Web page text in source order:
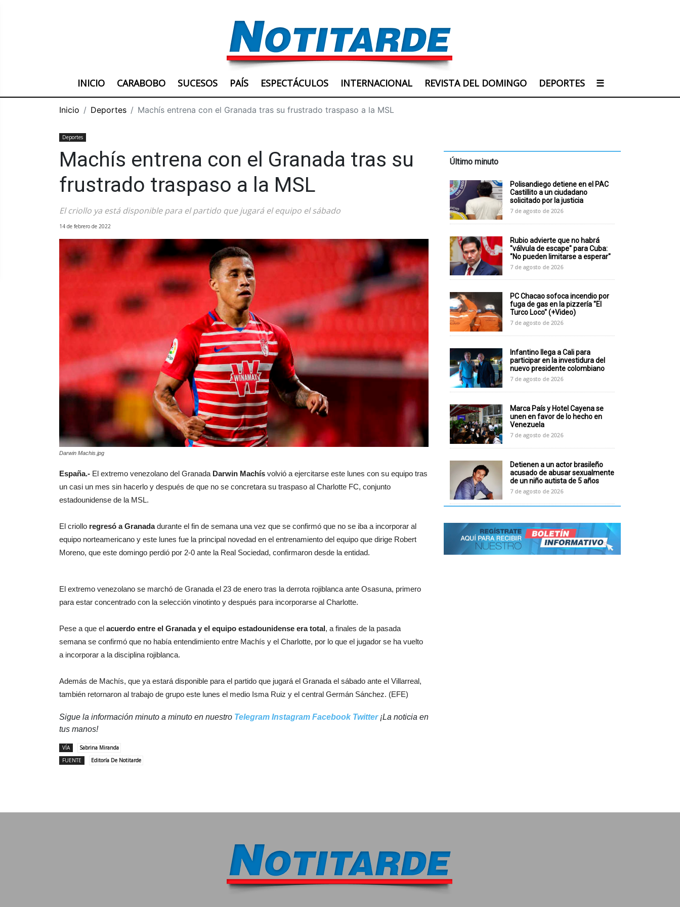
INICIO CARABOBO SUCESOS PAÍS ESPECTÁCULOS INTERNACIONAL REVISTA DEL DOMINGO DEPORTES ☰
Inicio Deportes Machís entrena con el Granada tras su frustrado traspaso a la MSL
Deportes
Machís entrena con el Granada tras su
frustrado traspaso a la MSL
El criollo ya está disponible para el partido que jugará el equipo el sábado
14 de febrero de 2022
Darwin Machis.jpg
España.- El extremo venezolano del Granada Darwin Machís volvió a ejercitarse este lunes con su equipo tras
un casi un mes sin hacerlo y después de que no se concretara su traspaso al Charlotte FC, conjunto
estadounidense de la MSL.
El criollo regresó a Granadadurante el fin de semana una vez que se confirmó que no se iba a incorporar al
equipo norteamericano y este lunes fue la principal novedad en el entrenamiento del equipo que dirige Robert
Moreno, que este domingo perdió por 2-0 ante la Real Sociedad, confirmaron desde la entidad.
El extremo venezolano se marchó de Granada el 23 de enero tras la derrota rojiblanca ante Osasuna, primero
para estar concentrado con la selección vinotinto y después para incorporarse al Charlotte.
Pese a que el acuerdo entre el Granada y el equipo estadounidense era total, a finales de la pasada
semana se confirmó que no había entendimiento entre Machís y el Charlotte, por lo que el jugador se ha vuelto
a incorporar a la disciplina rojiblanca.
Además de Machís, que ya estará disponible para el partido que jugará el Granada el sábado ante el Villarreal,
también retornaron al trabajo de grupo este lunes el medio Isma Ruiz y el central Germán Sánchez. (EFE)
Sigue la información minuto a minuto en nuestro Telegram Instagram Facebook Twitter¡La noticia en
tus manos!
VÍA
Sabrina Miranda
FUENTE
Editoría De Notitarde
Último minuto
Polisandiego detiene en el PAC
Castillito a un ciudadano
solicitado por la justicia
7 de agosto de 2026
Rubio advierte que no habrá
"válvula de escape" para Cuba:
"No pueden limitarse a esperar"
7 de agosto de 2026
PC Chacao sofoca incendio por
fuga de gas en la pizzería "El
Turco Loco" (+Video)
7 de agosto de 2026
Infantino llega a Cali para
participar en la investidura del
nuevo presidente colombiano
7 de agosto de 2026
Marca País y Hotel Cayena se
unen en favor de lo hecho en
Venezuela
7 de agosto de 2026
Detienen a un actor brasileño
acusado de abusar sexualmente
de un niño autista de 5 años
7 de agosto de 2026